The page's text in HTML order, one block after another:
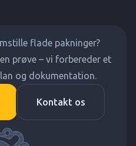
flade pakninger?
prøve – vi forbereder et
og dokumentation.
Kontakt os